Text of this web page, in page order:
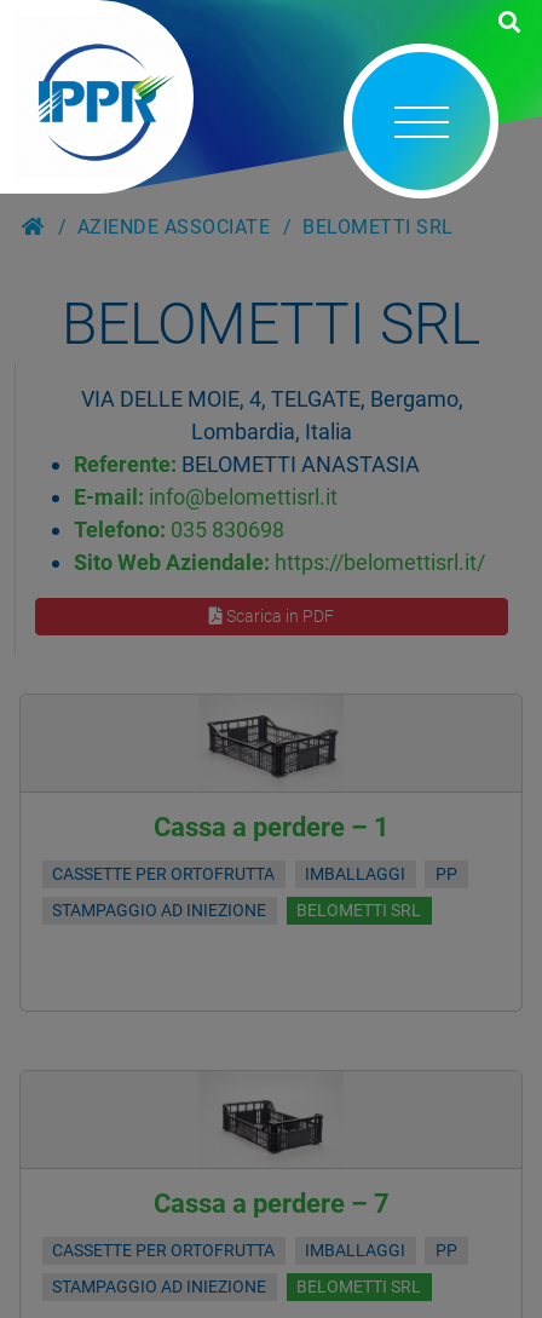
AZIENDE ASSOCIATE BELOMETTI SRL
BELOMETTI SRL
VIA DELLE MOIE, 4, TELGATE, Bergamo,
Lombardia, Italia
Referente: BELOMETTI ANASTASIA
E-mail: info@belomettisrl.it
Telefono: 035 830698
Sito Web Aziendale: https://belomettisrl.it/
Scarica in PDF
Cassa a perdere – 1
CASSETTE PER ORTOFRUTTA IMBALLAGGI
PP
STAMPAGGIO AD INIEZIONE
BELOMETTI SRL
Cassa a perdere – 7
CASSETTE PER ORTOFRUTTA IMBALLAGGI
PP
STAMPAGGIO AD INIEZIONE
BELOMETTI SRL